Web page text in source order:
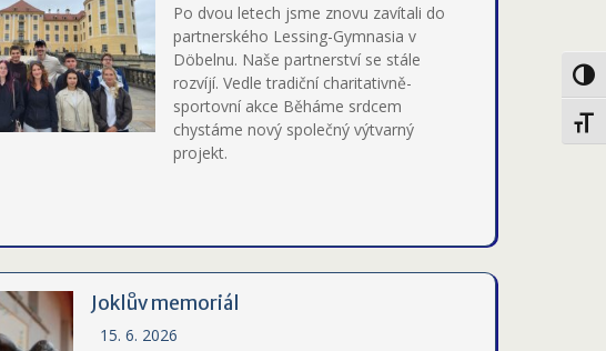
Po dvou letech jsme znovu zavítali do
partnerského Lessing-Gymnasia v
Döbelnu. Naše partnerství se stále
rozvíjí. Vedle tradiční charitativně-
sportovní akce Běháme srdcem
chystáme nový společný výtvarný
projekt.
Joklův memoriál
15. 6. 2026